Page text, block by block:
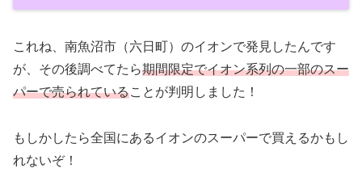
これね、南魚沼市（六日町）のイオンで発見したんです
が、その後調べてたら期間限定でイオン系列の一部のスー
パーで売られていることが判明しました！
もしかしたら全国にあるイオンのスーパーで買えるかもし
れないぞ！